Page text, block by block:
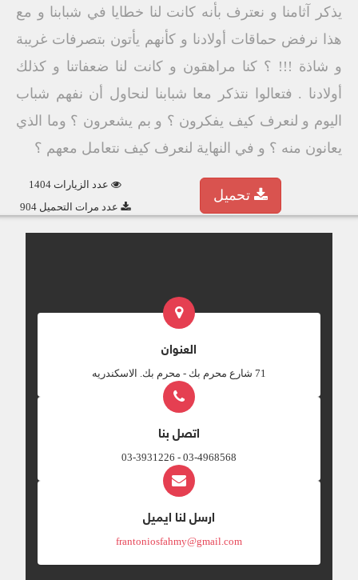
يذكر آثامنا و نعترف بأنه كانت لنا خطايا في شبابنا و مع
هذا نرفض حماقات أولادنا و كأنهم يأتون بتصرفات غريبة
و شاذة !!! ؟ کنا مراهقون و كانت لنا ضعفاتنا و كذلك
أولادنا . فتعالوا نتذكر معا شبابنا لنحاول أن نفهم شباب
اليوم و لنعرف كيف يفكرون ؟ و بم يشعرون ؟ وما الذي
يعانون منه ؟ و في النهاية لنعرف كيف نتعامل معهم ؟
عدد الزيارات 1404
عدد مرات التحميل 904
تحميل
العنوان
‎71 شارع محرم بك - محرم بك. الاسكندريه
اتصل بنا
03-4968568 - 03-3931226
ارسل لنا ايميل
frantoniosfahmy@gmail.com